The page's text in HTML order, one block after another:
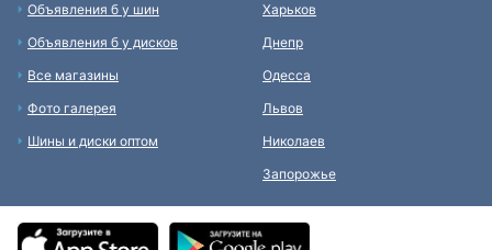
Объявления б у шин
Объявления б у дисков
Все магазины
Фото галерея
Шины и диски оптом
Харьков
Днепр
Одесса
Львов
Николаев
Запорожье